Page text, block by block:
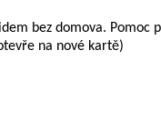
bez domova. Pomoc
na nové kartě)